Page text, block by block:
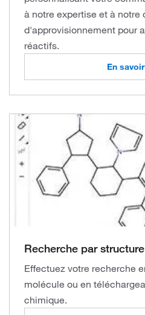
à notre expertise et à notre
d'approvisionnement pour
réactifs.
En
Recherche par
Effectuez votre recherche
molécule ou en
chimique.